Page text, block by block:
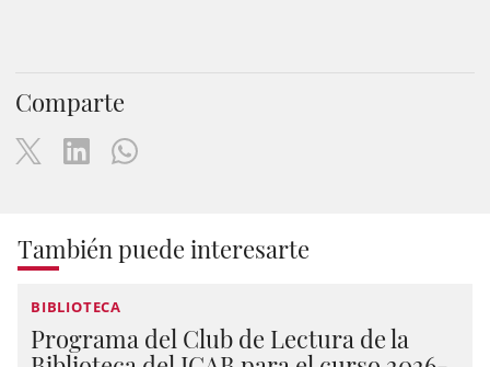
Comparte
También puede interesarte
BIBLIOTECA
Programa del Club de Lectura de la